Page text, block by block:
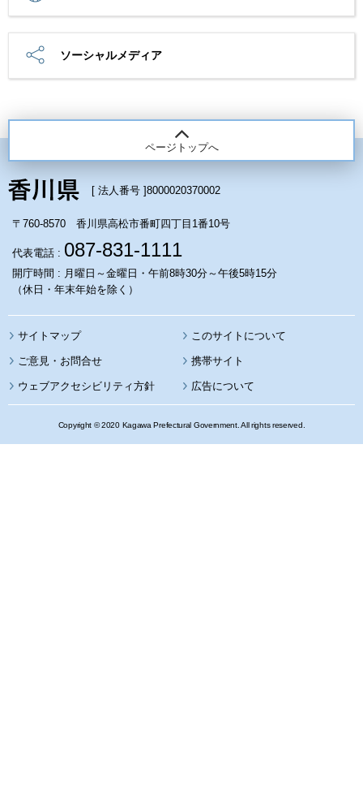
ソーシャルメディア
ページトップへ
[ 法人番号 ]8000020370002
〒760-8570 香川県高松市番町四丁目1番10号
代表電話 : 087-831-1111
開庁時間 : 月曜日～金曜日・午前8時30分～午後5時15分
（休日・年末年始を除く）
サイトマップ このサイトについて
携帯サイト
ウェブアクセシビリティ方針 広告について
Copyright © 2020 Kagawa Prefectural Government. All rights reserved.